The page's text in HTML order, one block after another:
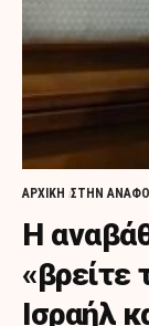
ΑΡΧΙΚΗ ΣΤΗΝ
Η
«βρείτε
Ισραήλ